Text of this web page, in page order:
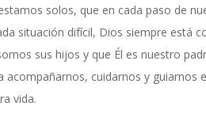
solos, que en cada paso de
situación difícil, Dios siempre está
sus hijos y que Él es nuestro
acompañarnos, cuidarnos y guiarnos
vida.